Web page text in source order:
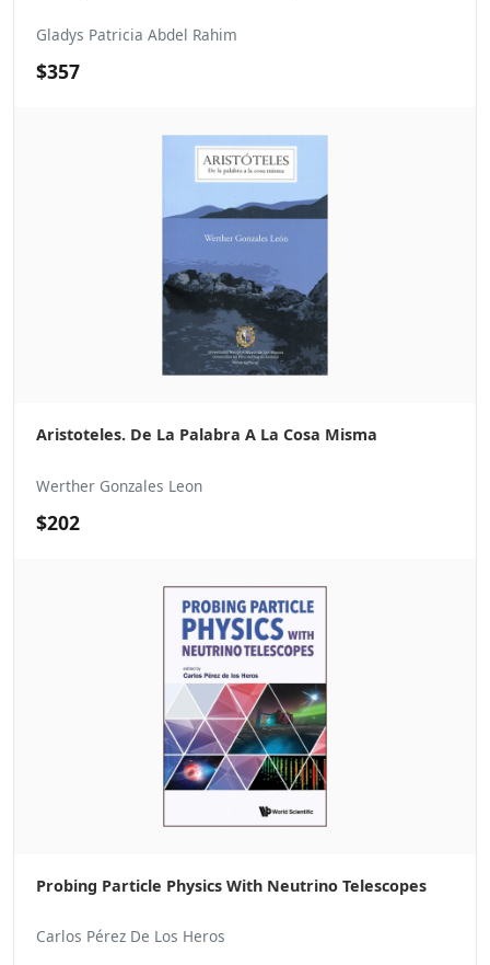
Gladys Patricia Abdel Rahim
$357
Aristoteles. De La Palabra A La Cosa Misma
Werther Gonzales Leon
$202
Probing Particle Physics With Neutrino Telescopes
Carlos Pérez De Los Heros